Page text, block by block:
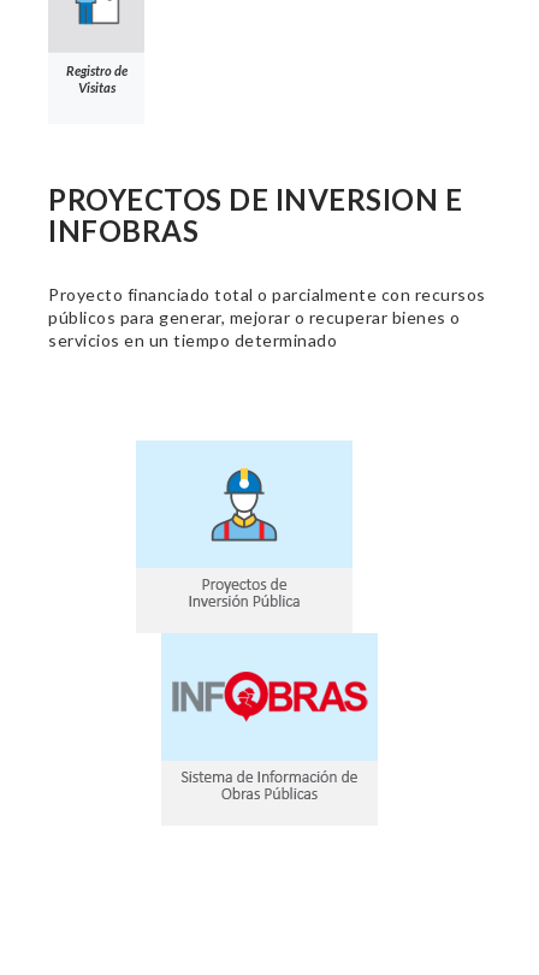
Registro de
Visitas
PROYECTOS DE INVERSION E
INFOBRAS
Proyecto financiado total o parcialmente con recursos
públicos para generar, mejorar o recuperar bienes o
servicios en un tiempo determinado